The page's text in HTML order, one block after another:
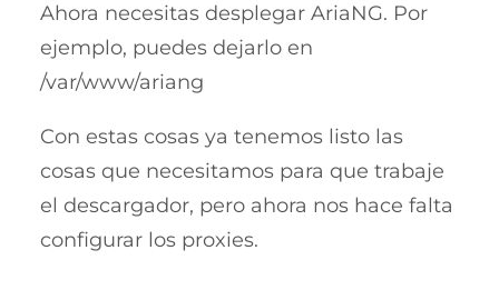
Ahora necesitas desplegar AriaNG. Por
ejemplo, puedes dejarlo en
/var/www/ariang
Con estas cosas ya tenemos listo las
cosas que necesitamos para que trabaje
el descargador, pero ahora nos hace falta
configurar los proxies.